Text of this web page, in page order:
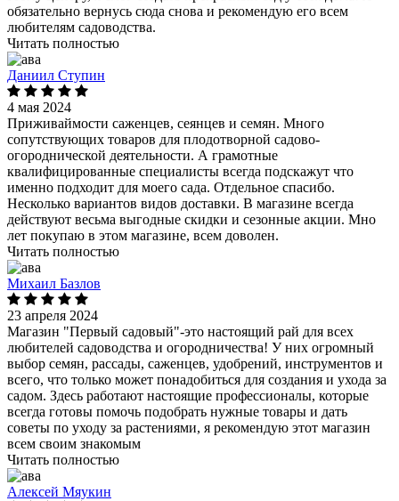
обязательно вернусь сюда снова и рекомендую его всем
любителям садоводства.
Читать полностью
Даниил Ступин
4 мая 2024
Приживаймости саженцев, сеянцев и семян. Много
сопутствующих товаров для плодотворной садово-
огороднической деятельности. А грамотные
квалифицированные специалисты всегда подскажут что
именно подходит для моего сада. Отдельное спасибо.
Несколько вариантов видов доставки. В магазине всегда
действуют весьма выгодные скидки и сезонные акции. Мно
лет покупаю в этом магазине, всем доволен.
Читать полностью
Михаил Базлов
23 апреля 2024
Магазин "Первый садовый"-это настоящий рай для всех
любителей садоводства и огородничества! У них огромный
выбор семян, рассады, саженцев, удобрений, инструментов и
всего, что только может понадобиться для создания и ухода за
садом. Здесь работают настоящие профессионалы, которые
всегда готовы помочь подобрать нужные товары и дать
советы по уходу за растениями, я рекомендую этот магазин
всем своим знакомым
Читать полностью
Алексей Мяукин